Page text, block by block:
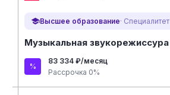
Высшее образование· Специалитет
Музыкальная звукорежиссура
83 334 ₽/месяц
Рассрочка 0%